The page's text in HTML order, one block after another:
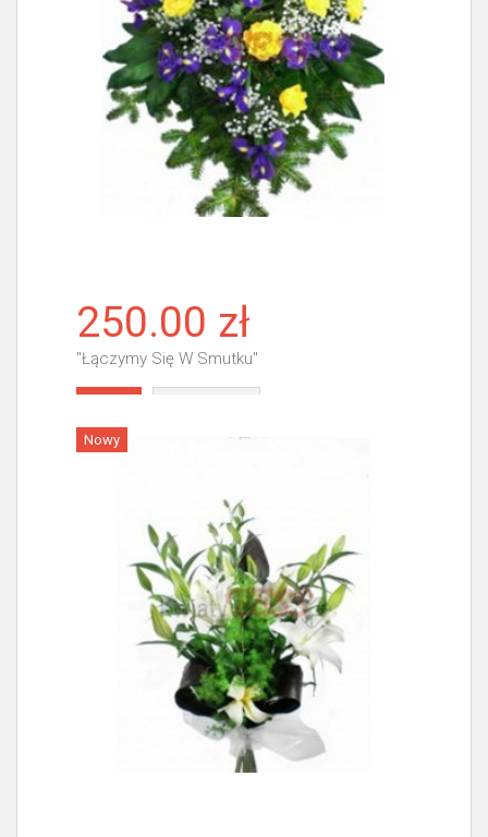
250.00 zł
"Łączymy Się W Smutku"
Nowy